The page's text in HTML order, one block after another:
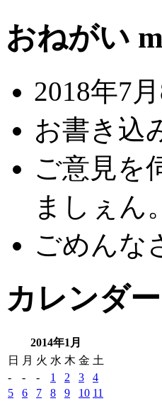
おねがい
2018年7
お書き込
ご意見を
ましぇん。
ごめんな
カレンダー
2014年1月
日
月 火 水 木 金 土
-
- - 1 2 3
4
5
6 7 8 9 10 11